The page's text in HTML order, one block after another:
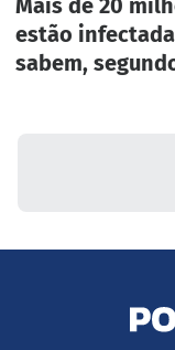
Mais de 20
estão
sabem,